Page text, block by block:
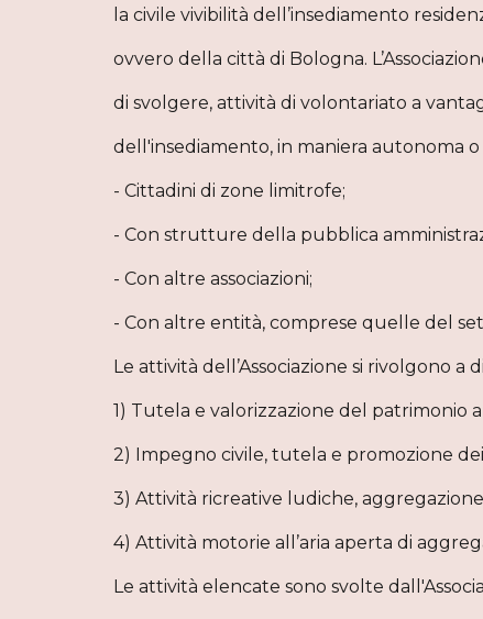
la civile vivibilità dell’insediamento
ovvero della città di Bologna.
di svolgere, attività di volontariato a
dell'insediamento, in maniera autonoma
- Cittadini di zone limitrofe;
- Con strutture della pubblica
- Con altre associazioni;
- Con altre entità, comprese quelle del
Le attività dell’Associazione si rivolgono a
1) Tutela e valorizzazione del patrimonio
2) Impegno civile, tutela e promozione
3) Attività ricreative ludiche,
4) Attività motorie all’aria aperta di
Le attività elencate sono svolte